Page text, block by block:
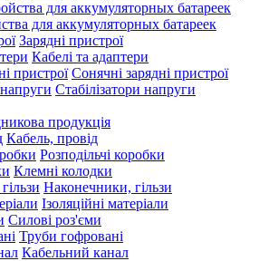
для аккумуляторных батареек
Зарядні пристрої
Кабелі та адаптери
Сонячні зарядні пристрої
Стабілізатори напруги
продукція
Кабель, провід
Розподільчі коробки
Клемні колодки
Наконечники, гільзи
Ізоляційні матеріали
Силові роз'єми
Труби гофровані
Кабельний канал